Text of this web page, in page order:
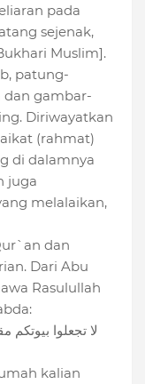
pada
sejenak,
Muslim].
patung-
dan gambar-
Diriwayatkan
(rahmat)
di dalamnya
juga
melalaikan,
dan
Dari Abu
Rasulullah
لا تجعلوا بيوتكم
kalian